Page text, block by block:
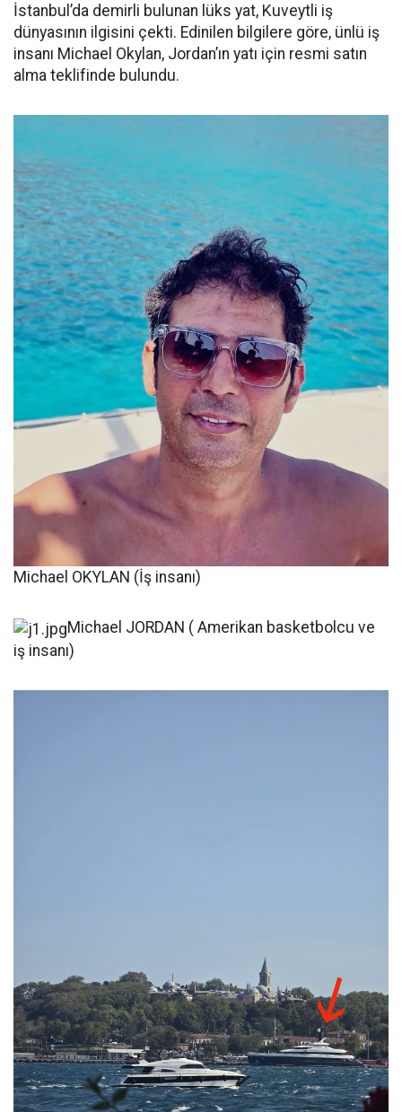
İstanbul’da demirli bulunan lüks yat, Kuveytli iş
dünyasının ilgisini çekti. Edinilen bilgilere göre, ünlü iş
insanı Michael Okylan, Jordan’ın yatı için resmi satın
alma teklifinde bulundu.
Michael OKYLAN (İş insanı)
Michael JORDAN ( Amerikan basketbolcu ve
iş insanı)